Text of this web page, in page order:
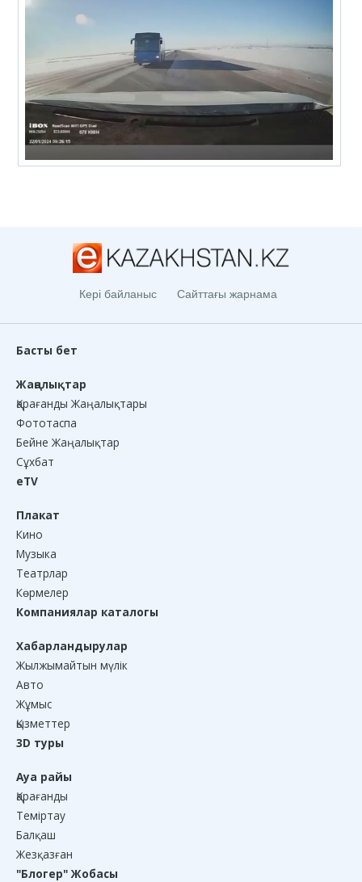
Кері байланыс Сайттағы жарнама
Басты бет
Жаңалықтар
Қарағанды Жаңалықтары
Фототаспа
Бейне Жаңалықтар
Сұхбат
eTV
Плакат
Кино
Музыка
Театрлар
Көрмелер
Компаниялар каталогы
Хабарландырулар
Жылжымайтын мүлік
Авто
Жұмыс
Қызметтер
3D туры
Ауа райы
Қарағанды
Теміртау
Балқаш
Жезқазған
"Блогер" Жобасы